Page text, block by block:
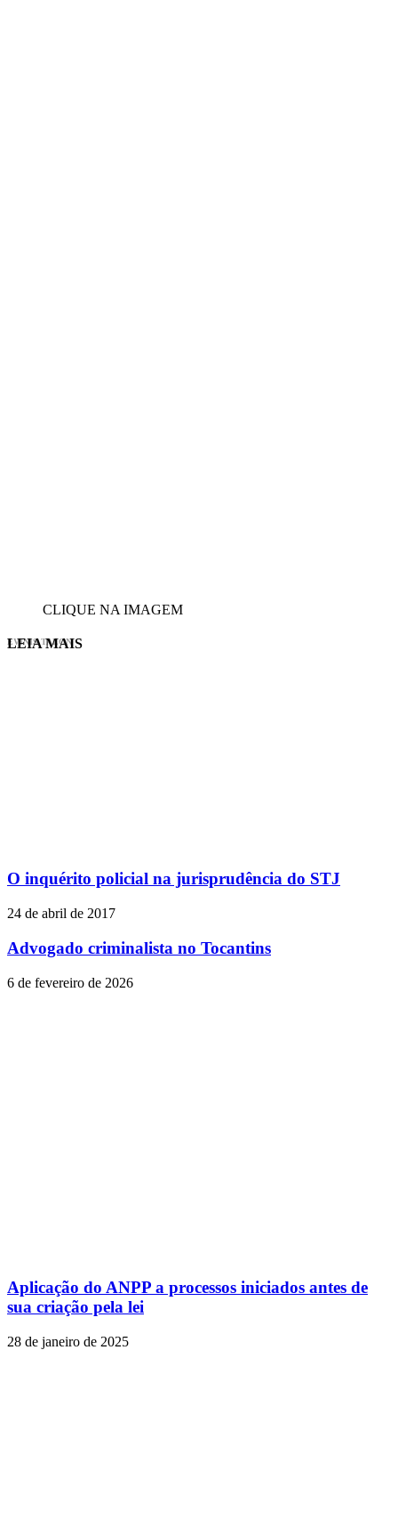
CLIQUE NA IMAGEM
EVINIS TALON
LEIA MAIS
O inquérito policial na jurisprudência do STJ
24 de abril de 2017
Advogado criminalista no Tocantins
6 de fevereiro de 2026
Aplicação do ANPP a processos iniciados antes de
sua criação pela lei
28 de janeiro de 2025